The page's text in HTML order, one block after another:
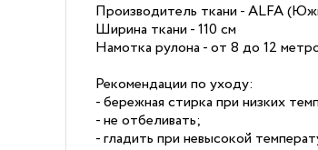
Производитель ткани - ALFA
Ширина ткани - 110 см
Намотка рулона - от 8 до 12
Рекомендации по уходу:
- бережная стирка при низких
- не отбеливать;
- гладить при невысокой